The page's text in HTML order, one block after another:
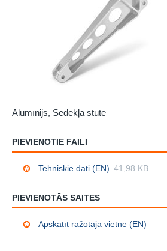
Alumīnijs, Sēdekļa stute
PIEVIENOTIE FAILI
Tehniskie dati (EN) 41,98 KB
PIEVIENOTĀS SAITES
Apskatīt ražotāja vietnē (EN)